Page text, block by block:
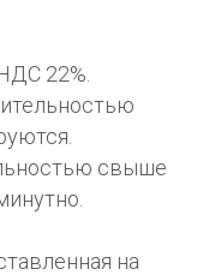
22%.
свыше
на